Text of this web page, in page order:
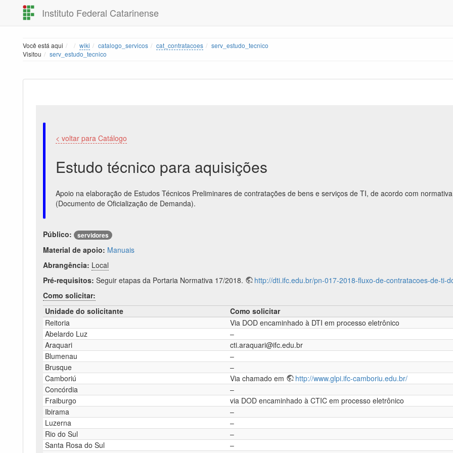
Instituto Federal Catarinense
Você está aqui Home
wiki catalogo_servicos cat_contratacoes
serv_estudo_tecnico
Visitou
serv_estudo_tecnico
< voltar para Catálogo
Estudo técnico para aquisições
Apoio na elaboração de Estudos Técnicos Preliminares de contratações de bens e serviços de TI, de acordo com
(Documento de Oficialização de Demanda).
Público: servidores
Material de apoio: Manuais
Abrangência: Local
Pré-requisitos: Seguir etapas da Portaria Normativa 17/2018.
http://dti.ifc.edu.br/pn-017-2018-fluxo-de-contratacoes-de-ti-
Como solicitar:
Unidade do solicitante
Como solicitar
Reitoria
Via DOD encaminhado à DTI em processo eletrônico
Abelardo Luz
–
Araquari
cti.araquari@ifc.edu.br
Blumenau
–
Brusque
–
Camboriú
Via chamado em
http://www.glpi.ifc-camboriu.edu.br/
Concórdia
–
Fraiburgo
via DOD encaminhado à CTIC em processo eletrônico
Ibirama
–
Luzerna
–
Rio do Sul
–
Santa Rosa do Sul
–